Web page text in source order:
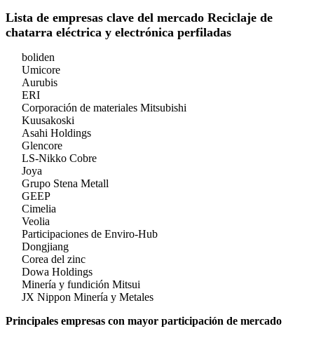
Lista de empresas clave del mercado Reciclaje de
chatarra eléctrica y electrónica perfiladas
boliden
Umicore
Aurubis
ERI
Corporación de materiales Mitsubishi
Kuusakoski
Asahi Holdings
Glencore
LS-Nikko Cobre
Joya
Grupo Stena Metall
GEEP
Cimelia
Veolia
Participaciones de Enviro-Hub
Dongjiang
Corea del zinc
Dowa Holdings
Minería y fundición Mitsui
JX Nippon Minería y Metales
Principales empresas con mayor participación de mercado